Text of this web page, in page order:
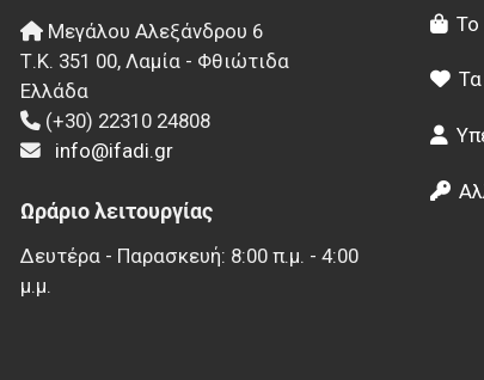
Μεγάλου Αλεξάνδρου 6
Τ.Κ. 351 00, Λαμία - Φθιώτιδα
Ελλάδα
(+30) 22310 24808
info@ifadi.gr
Ωράριο λειτουργίας
Δευτέρα - Παρασκευή: 8:00 π.μ. - 4:00
μ.μ.
Το